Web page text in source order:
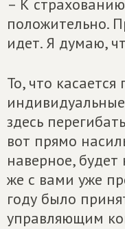
– К
положительно.
идет. Я думаю,
То, что
здесь
вот прямо
наверное,
же с вами уже
году было
управляющим